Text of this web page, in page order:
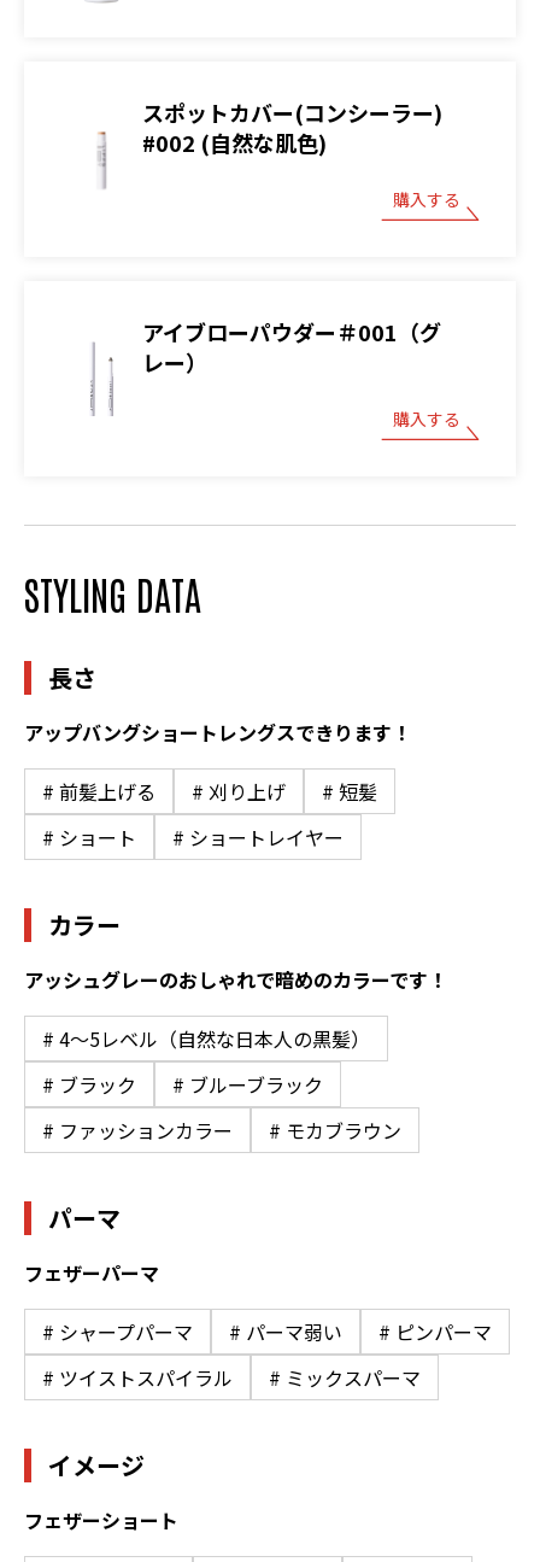
スポットカバー(コンシーラー)
#002 (自然な肌色)
購入する
アイブローパウダー＃001（グ
レー）
購入する
STYLING DATA
長さ
アップバングショートレングスできります！
# 前髪上げる # 刈り上げ
# 短髪
# ショート
# ショートレイヤー
カラー
アッシュグレーのおしゃれで暗めのカラーです！
# 4〜5レベル（自然な日本人の黒髪）
# ブラック
# ブルーブラック
# ファッションカラー
# モカブラウン
パーマ
フェザーパーマ
# シャープパーマ # パーマ弱い
# ピンパーマ
# ツイストスパイラル
# ミックスパーマ
イメージ
フェザーショート